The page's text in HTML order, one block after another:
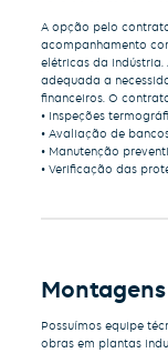
A opção pelo
acompanhamento
elétricas da indústria.
adequada a
financeiros. O
• Inspeções
• Avaliação de
• Manutenção
• Verificação das
Possuímos equipe
obras em plantas